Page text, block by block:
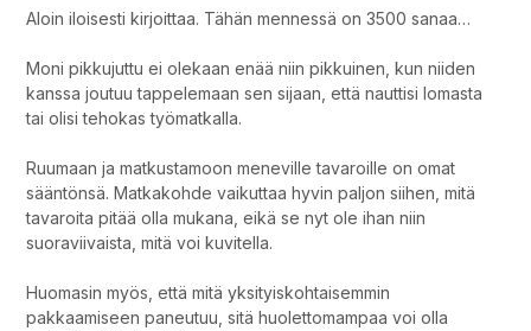
Aloin iloisesti kirjoittaa. Tähän mennessä on 3500 sanaa…
Moni pikkujuttu ei olekaan enää niin pikkuinen, kun niiden
kanssa joutuu tappelemaan sen sijaan, että nauttisi lomasta
tai olisi tehokas työmatkalla.
Ruumaan ja matkustamoon meneville tavaroille on omat
sääntönsä. Matkakohde vaikuttaa hyvin paljon siihen, mitä
tavaroita pitää olla mukana, eikä se nyt ole ihan niin
suoraviivaista, mitä voi kuvitella.
Huomasin myös, että mitä yksityiskohtaisemmin
pakkaamiseen paneutuu, sitä huolettomampaa voi olla